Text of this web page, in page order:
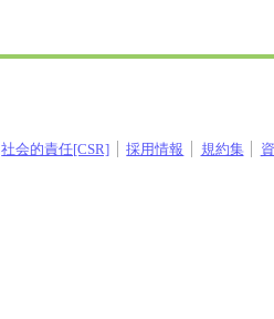
社会的責任[CSR] 採用情報 規約集